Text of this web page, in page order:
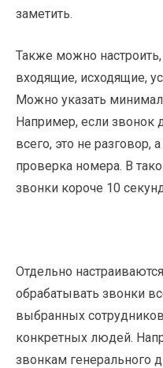
заметить.
Также можно
входящие, исходящие,
Можно указать
Например, если звонок
всего, это не разговор,
проверка номера. В
звонки короче 10
Отдельно
обрабатывать звонки
выбранных
конкретных людей.
звонкам генерального